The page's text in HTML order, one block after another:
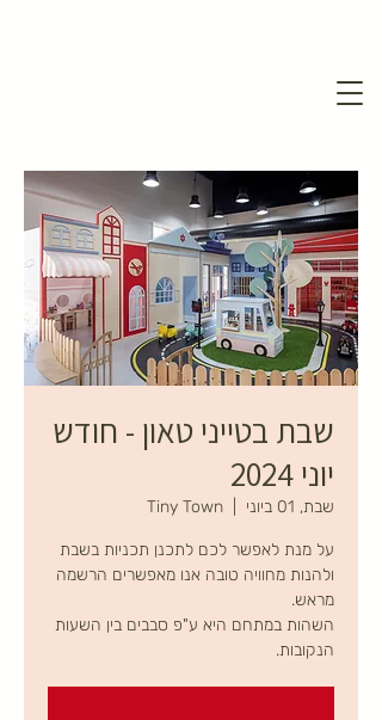
שבת בטייני טאון - חודש
יוני 2024
שבת, 01 ביוני Tiny Town
על מנת לאפשר לכם לתכנן תכניות בשבת
ולהנות מחוויה טובה אנו מאפשרים הרשמה
השהות במתחם היא ע"פ סבבים בין השעות
הנקובות.